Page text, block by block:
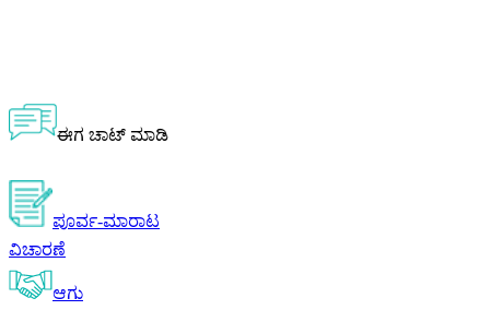
ಈಗ ಚಾಟ್ ಮಾಡಿ
ಪೂರ್ವ-ಮಾರಾಟ
ವಿಚಾರಣೆ
ಆಗು